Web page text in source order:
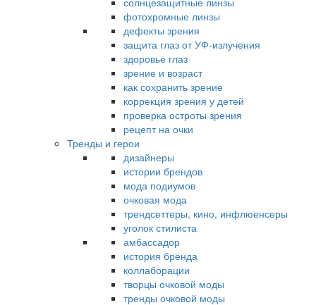
фотохромные линзы
дефекты зрения
защита глаз от УФ-излучения
здоровье глаз
зрение и возраст
как сохранить зрение
коррекция зрения у детей
проверка остроты зрения
рецепт на очки
Тренды и герои
дизайнеры
истории брендов
мода подиумов
очковая мода
трендсеттеры, кино, инфлюенсеры
уголок стилиста
амбассадор
история бренда
коллаборации
творцы очковой моды
тренды очковой моды